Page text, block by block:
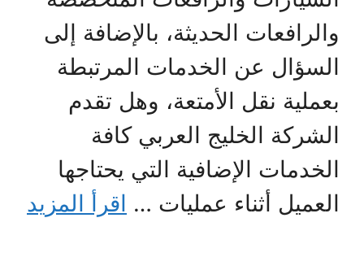
والرافعات الحديثة، بالإضافة إلى
السؤال عن الخدمات المرتبطة
بعملية نقل الأمتعة، وهل تقدم
الشركة الخليج العربي كافة
الخدمات الإضافية التي يحتاجها
العميل أثناء عمليات … اقرأ المزيد